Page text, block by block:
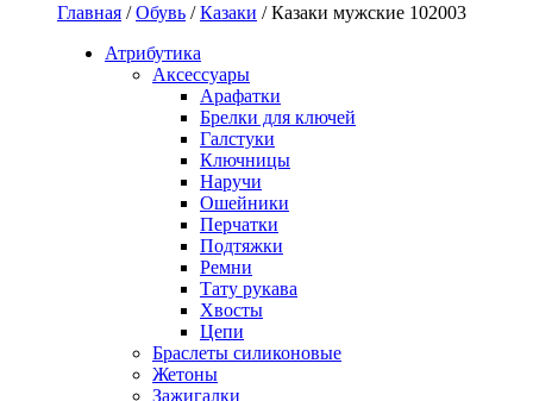
Главная /Обувь /Казаки /Казаки мужские 102003
Атрибутика
Аксессуары
Арафатки
Брелки для ключей
Галстуки
Ключницы
Наручи
Ошейники
Перчатки
Подтяжки
Ремни
Тату рукава
Хвосты
Цепи
Браслеты силиконовые
Жетоны
Зажигалки